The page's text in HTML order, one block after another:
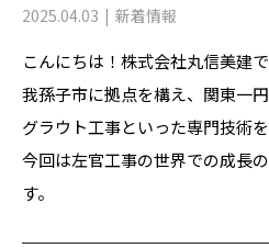
2025.04.03 新着情報
こんにちは！株式会社丸信美建で
我孫子市に拠点を構え、関東一
グラウト工事といった専門技術
今回は左官工事の世界での成長
す。